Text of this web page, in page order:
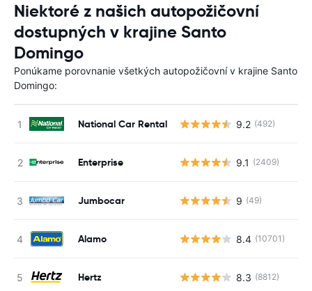
Niektoré z našich autopožičovní
dostupných v krajine Santo
Domingo
Ponúkame porovnanie všetkých autopožičovní v krajine Santo
Domingo:
National Car Rental 9.2 (492)
Enterprise 9.1 (2409)
Jumbocar 9 (49)
Alamo 8.4 (10701)
Hertz 8.3 (8812)